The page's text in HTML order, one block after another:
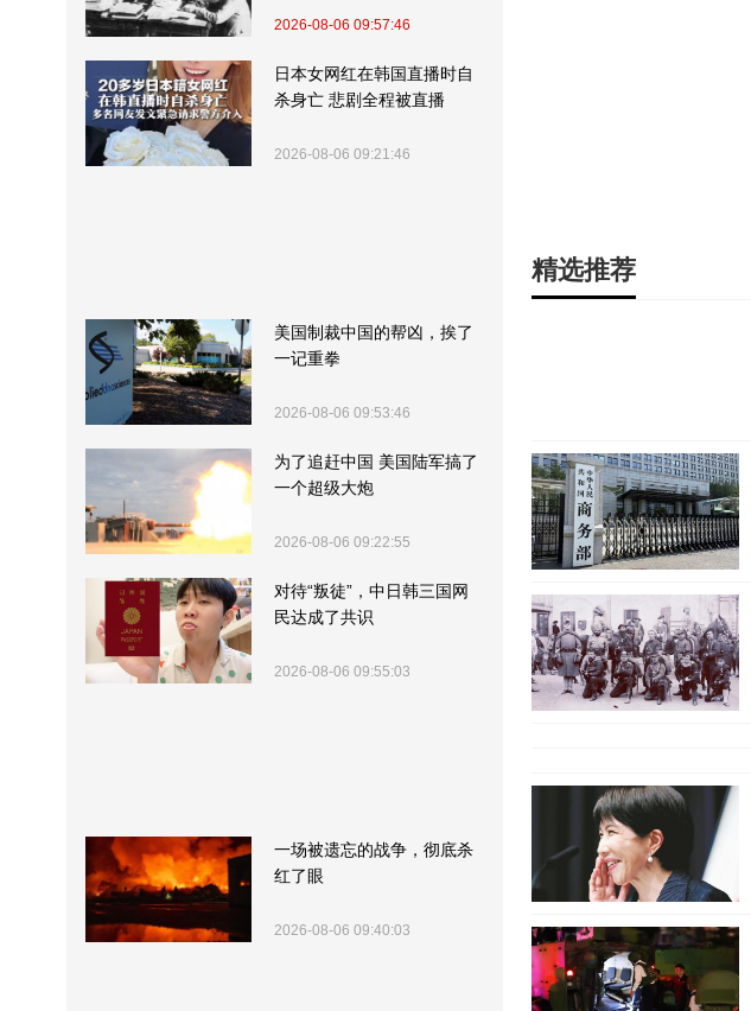
2026-08-06 09:57:46
日本女网红在韩国直播时自
杀身亡 悲剧全程被直播
2026-08-06 09:21:46
美国制裁中国的帮凶，挨了
一记重拳
2026-08-06 09:53:46
为了追赶中国 美国陆军搞了
一个超级大炮
2026-08-06 09:22:55
对待“叛徒”，中日韩三国网
民达成了共识
2026-08-06 09:55:03
一场被遗忘的战争，彻底杀
红了眼
2026-08-06 09:40:03
精选推荐